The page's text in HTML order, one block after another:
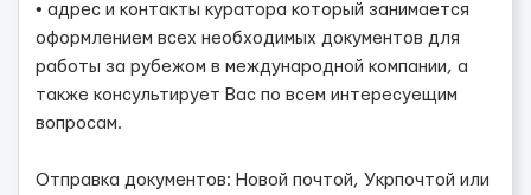
• адрес и контакты куратора который занимается
оформлением всех необходимых документов для
работы за рубежом в международной компании, а
также консультирует Вас по всем интересуещим
вопросам.
Отправка документов: Новой почтой, Укрпочтой или